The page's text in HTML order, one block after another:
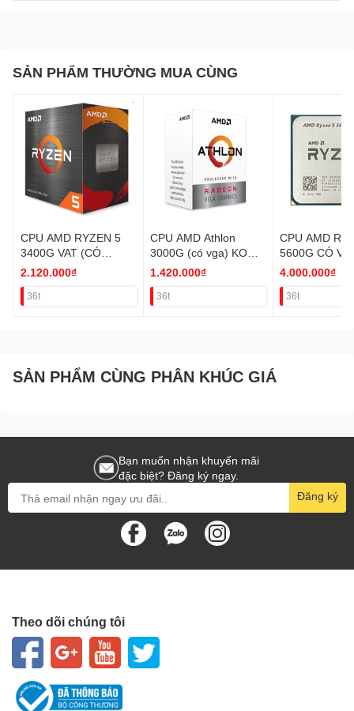
Kiểu đóng gói
Box
SẢN PHẨM THƯỜNG MUA CÙNG
CPU AMD RYZEN 5
3400G VAT (CÓ
VGA,KO FAN) VAT
2.120.000₫
36t
CPU AMD Athlon
3000G (có vga) KO
FAN VAT
1.420.000₫
36t
CPU AMD
5600G CÓ
4.000.000₫
36t
SẢN PHẨM CÙNG PHÂN KHÚC GIÁ
Bạn muốn nhận khuyến mãi
đặc biệt? Đăng ký ngay.
Đăng ký
Theo dõi chúng tôi